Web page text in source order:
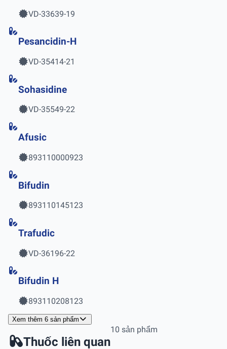
VD-33639-19
Pesancidin-H
VD-35414-21
Sohasidine
VD-35549-22
Afusic
893110000923
Bifudin
893110145123
Trafudic
VD-36196-22
Bifudin H
893110208123
Xem thêm 6 sản phẩm
Thuốc liên quan
10 sản phẩm